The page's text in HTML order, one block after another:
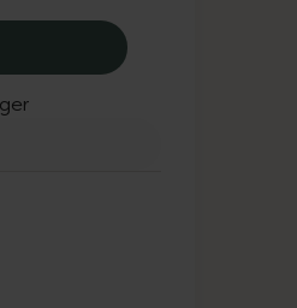
Pure Magnesium, 311 kr.